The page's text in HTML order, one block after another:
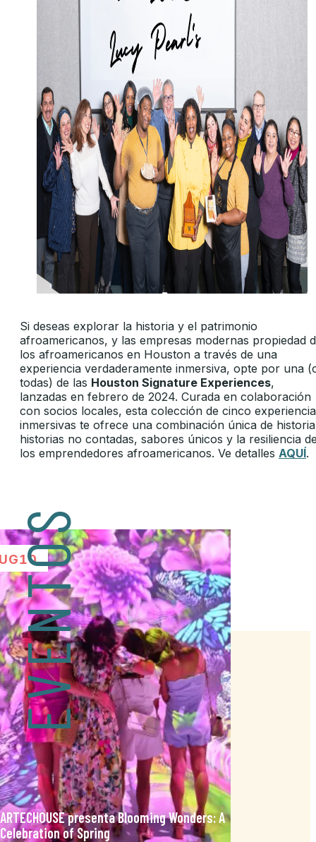
Si deseas explorar la historia y el patrimonio
afroamericanos, y las empresas modernas propiedad
los afroamericanos en Houston a través de una
experiencia verdaderamente inmersiva, opte por una
todas) de las Houston Signature Experiences,
lanzadas en febrero de 2024. Curada en colaboración
con socios locales, esta colección de cinco
inmersivas te ofrece una combinación única de
historias no contadas, sabores únicos y la resiliencia
los emprendedores afroamericanos. Ve detalles AQUÍ.
EVENTOS
ARTECHOUSE presenta Blooming Wonders: A
Celebration of Spring
10